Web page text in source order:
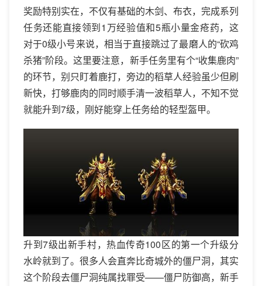
奖励特别实在，不仅有基础的木剑、布衣，完成系列
任务还能直接领到1万经验值和5瓶小量金疮药，这
对于0级小号来说，相当于直接跳过了最磨人的“砍鸡
杀猪”阶段。这里要注意，新手任务里有个“收集鹿肉”
的环节，别只盯着鹿打，旁边的稻草人经验虽少但刷
新快，打够鹿肉的同时顺手清一波稻草人，不知不觉
就能升到7级，刚好能穿上任务给的轻型盔甲。
升到7级出新手村，热血传奇100区的第一个升级分
水岭就到了。很多人会直奔比奇城外的僵尸洞，其实
这个阶段去僵尸洞纯属找罪受——僵尸防御高，新手